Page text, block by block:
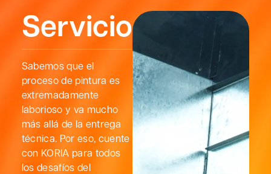
Servicios
Sabemos que el
proceso de pintura es
extremadamente
laborioso y va mucho
más allá de la entrega
técnica. Por eso, cuente
con KORIA para todos
los desafíos del